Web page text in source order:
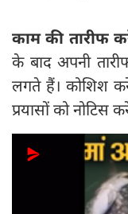
काम की तारीफ
के बाद अपनी
लगते हैं। कोशिश
प्रयासों को नोटिस